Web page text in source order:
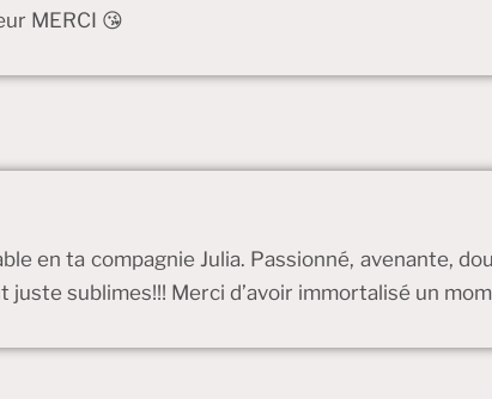
MERCI 😘
en ta compagnie Julia. Passionné, avenante,
sublimes!!! Merci d’avoir immortalisé un